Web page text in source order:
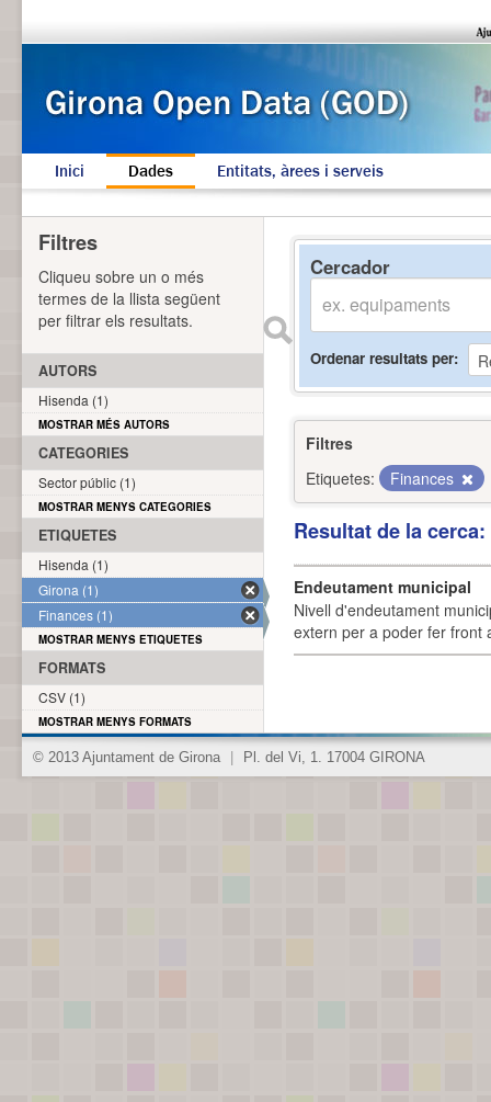
Inici Dades Entitats, àrees i serveis
Cercador
Ordenar resultats per
Filtres
Etiquetes:
Finances
Resultat de la
Endeutament municipal
Nivell d'endeutament
extern per a poder fer front
Filtres
Cliqueu sobre un o més
termes de la llista següent
per filtrar els resultats.
AUTORS
Hisenda (1)
MOSTRAR MÉS AUTORS
CATEGORIES
Sector públic (1)
MOSTRAR MENYS CATEGORIES
ETIQUETES
Hisenda (1)
Girona (1)
Finances (1)
MOSTRAR MENYS ETIQUETES
FORMATS
CSV (1)
MOSTRAR MENYS FORMATS
© 2013 Ajuntament de Girona Pl. del Vi, 1. 17004 GIRONA